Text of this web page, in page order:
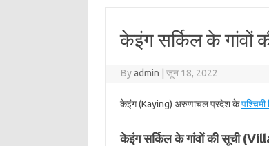
केइंग सर्किल के गांवों
Byadmin जून 18, 2022
केइंग (Kaying) अरुणाचल प्रदेश केपश्चिमी
केइंग सर्किल के गांवों की सूची